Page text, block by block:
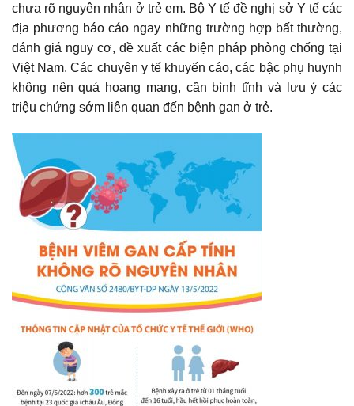
chưa rõ nguyên nhân ở trẻ em. Bộ Y tế đề nghị sở Y tế các
địa phương báo cáo ngay những trường hợp bất thường,
đánh giá nguy cơ, đề xuất các biện pháp phòng chống tại
Việt Nam. Các chuyên y tế khuyến cáo, các bậc phụ huynh
không nên quá hoang mang, cần bình tĩnh và lưu ý các
triệu chứng sớm liên quan đến bệnh gan ở trẻ.